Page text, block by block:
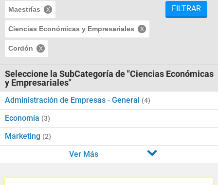
Maestrías
Ciencias Económicas y Empresariales
Cordón
FILTRAR
Seleccione la SubCategoría de "Ciencias Económicas
y Empresariales"
Administración de Empresas - General (4)
Economía (3)
Marketing (2)
Ver Más